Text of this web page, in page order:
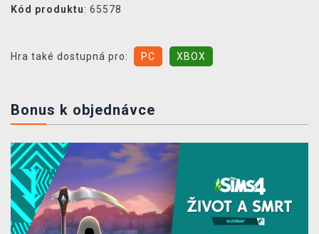
Kód produktu: 65578
Hra také dostupná pro: PC XBOX
Bonus k objednávce